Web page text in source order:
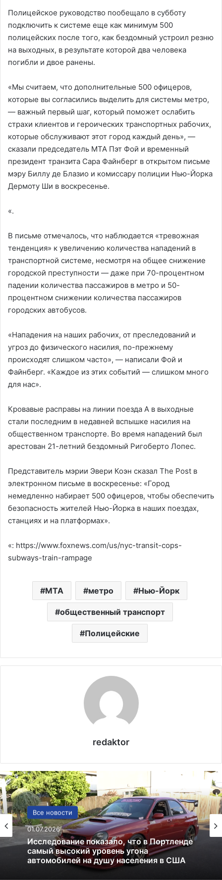
Полицейское руководство пообещало в субботу
подключить к системе еще как минимум 500
полицейских после того, как бездомный устроил резню
на выходных, в результате которой два человека
погибли и двое ранены.
«Мы считаем, что дополнительные 500 офицеров,
которые вы согласились выделить для системы метро,
— важный первый шаг, который поможет ослабить
страхи клиентов и героических транспортных рабочих,
которые обслуживают этот город каждый день», —
сказали председатель МТА Пэт Фой и временный
президент транзита Сара Файнберг в открытом письме
мэру Биллу де Блазио и комиссару полиции Нью-Йорка
Дермоту Ши в воскресенье.
«.
В письме отмечалось, что наблюдается «тревожная
тенденция» к увеличению количества нападений в
транспортной системе, несмотря на общее снижение
городской преступности — даже при 70-процентном
падении количества пассажиров в метро и 50-
процентном снижении количества пассажиров
городских автобусов.
«Нападения на наших рабочих, от преследований и
угроз до физического насилия, по-прежнему
происходят слишком часто», — написали Фой и
Файнберг. «Каждое из этих событий — слишком много
для нас».
Кровавые расправы на линии поезда A в выходные
стали последним в недавней вспышке насилия на
общественном транспорте. Во время нападений был
арестован 21-летний бездомный Ригоберто Лопес.
Представитель мэрии Эвери Коэн сказал The Post в
электронном письме в воскресенье: «Город
немедленно набирает 500 офицеров, чтобы обеспечить
безопасность жителей Нью-Йорка в наших поездах,
станциях и на платформах».
«: https://www.foxnews.com/us/nyc-transit-cops-
subways-train-rampage
MTA метро Нью-Йорк
общественный транспорт
Полицейские
redaktor
Все новости
01.07.2026
США
13.06.2025
Америка имеет огромный избыток сыра